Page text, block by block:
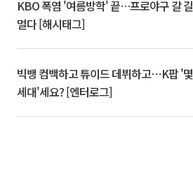
KBO 폭염 '여름방학' 끝…프로야구 갈 길
멀다 [해시태그]
빅뱅 컴백하고 튜이드 데뷔하고⋯K팝 '몇
세대'세요? [엔터로그]